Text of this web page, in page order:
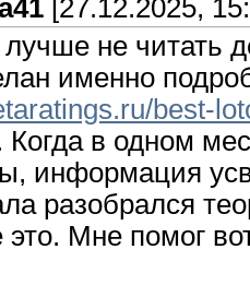
[27.12.2025,
не читать
именно
best-
Когда в одном
информация
разобрался
Мне помог